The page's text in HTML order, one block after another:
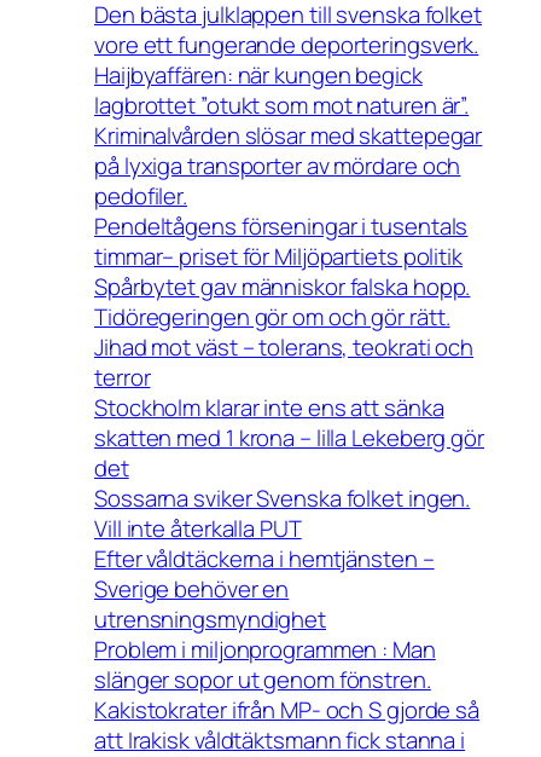
Den bästa julklappen till svenska folket
vore ett fungerande deporteringsverk.
Haijbyaffären: när kungen begick
lagbrottet ”otukt som mot naturen är”.
Kriminalvården slösar med skattepegar
på lyxiga transporter av mördare och
pedofiler.
Pendeltågens förseningar i tusentals
timmar– priset för Miljöpartiets politik
Spårbytet gav människor falska hopp.
Tidöregeringen gör om och gör rätt.
Jihad mot väst – tolerans, teokrati och
terror
Stockholm klarar inte ens att sänka
skatten med 1 krona – lilla Lekeberg gör
det
Sossarna sviker Svenska folket ingen.
Vill inte återkalla PUT
Efter våldtäckerna i hemtjänsten –
Sverige behöver en
utrensningsmyndighet
Problem i miljonprogrammen : Man
slänger sopor ut genom fönstren.
Kakistokrater ifrån MP- och S gjorde så
att Irakisk våldtäktsmann fick stanna i